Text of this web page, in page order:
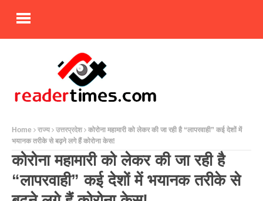
Home राज्य उत्तरप्रदेश
कोरोना महामारी को लेकर की जा रही है “लापरवाही” कई देशों में
भयानक तरीके से बढ़ने लगे हैं कोरोना केस!
कोरोना महामारी को लेकर की जा रही है
“लापरवाही” कई देशों में भयानक तरीके से